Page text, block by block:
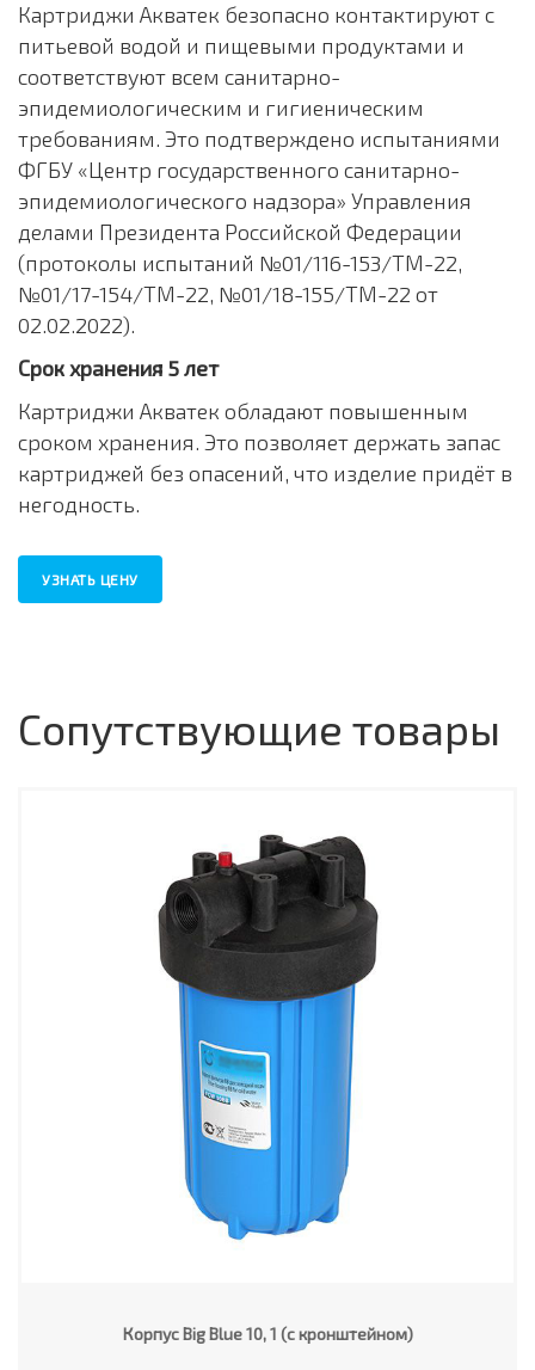
Картриджи Акватек безопасно контактируют с
питьевой водой и пищевыми продуктами и
соответствуют всем санитарно-
эпидемиологическим и гигиеническим
требованиям. Это подтверждено испытаниями
ФГБУ «Центр государственного санитарно-
эпидемиологического надзора» Управления
делами Президента Российской Федерации
(протоколы испытаний №01/116-153/ТМ-22,
№01/17-154/ТМ-22, №01/18-155/ТМ-22 от
02.02.2022).
Срок хранения 5 лет
Картриджи Акватек обладают повышенным
сроком хранения. Это позволяет держать запас
картриджей без опасений, что изделие придёт в
негодность.
УЗНАТЬ ЦЕНУ
Сопутствующие товары
Корпус Big Blue 10, 1 (с кронштейном)